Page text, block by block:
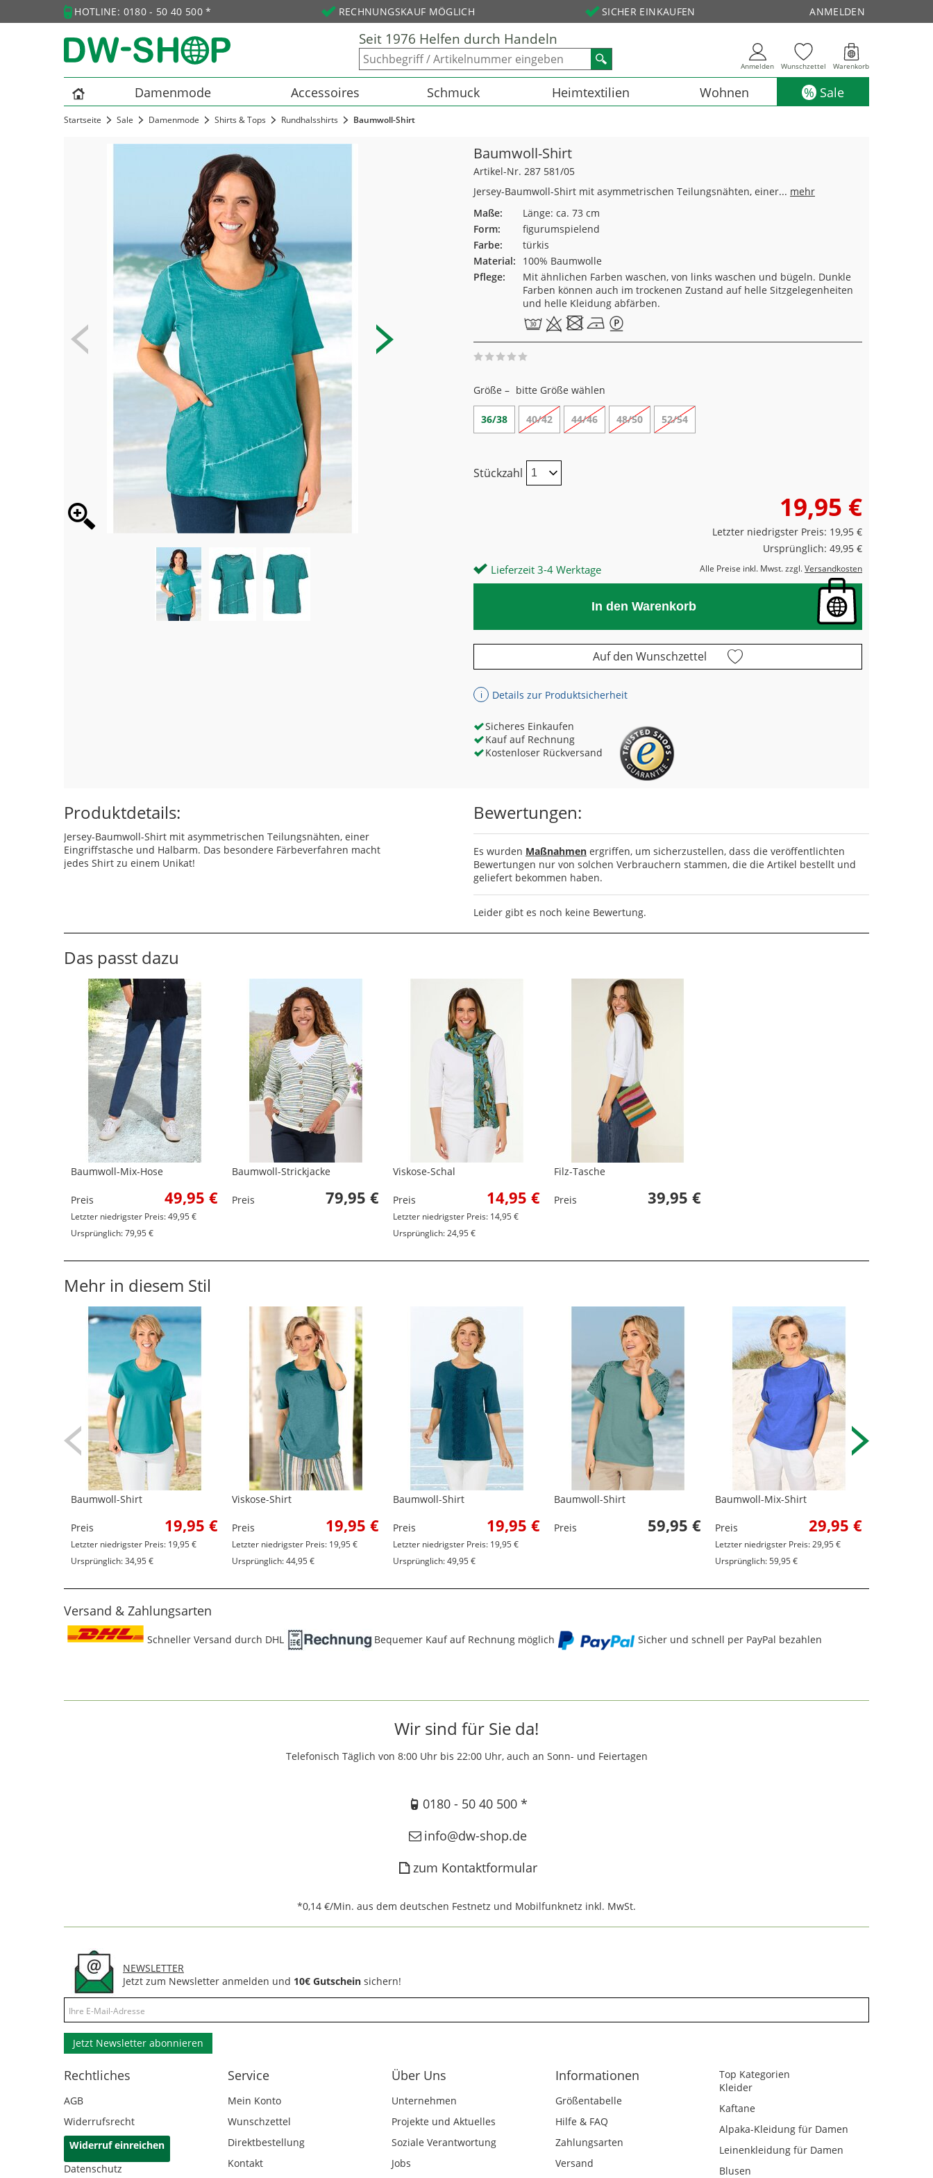
HOTLINE: 0180 - 50 40 500 * RECHNUNGSKAUF MÖGLICH SICHER EINKAUFEN ANMELDEN
Seit 1976 Helfen durch Handeln
Anmelden Wunschzettel Warenkorb
Damenmode Accessoires Schmuck Heimtextilien Wohnen Sale
Startseite Sale Damenmode Shirts & Tops Rundhalsshirts Baumwoll-Shirt
Baumwoll-Shirt
Artikel-Nr. 287 581/05
Jersey-Baumwoll-Shirt mit asymmetrischen Teilungsnähten, einer... mehr
Größe – bitte Größe wählen
36/38 40/42 44/46 48/50 52/54
Stückzahl
19,95 €
Letzter niedrigster Preis: 19,95 €
Ursprünglich: 49,95 €
Alle Preise inkl. Mwst. zzgl.Versandkosten
Lieferzeit 3-4 Werktage
In den Warenkorb
Auf den Wunschzettel
ℹ Details zur Produktsicherheit
Sicheres Einkaufen
Kauf auf Rechnung
Kostenloser Rückversand
Maße:
Länge: ca. 73 cm
Form:
figurumspielend
Farbe:
türkis
Material:
100% Baumwolle
Pflege:
Mit ähnlichen Farben waschen, von links waschen und bügeln. Dunkle
Farben können auch im trockenen Zustand auf helle Sitzgelegenheiten
und helle Kleidung abfärben.
Produktdetails:
Jersey-Baumwoll-Shirt mit asymmetrischen Teilungsnähten, einer
Eingriffstasche und Halbarm. Das besondere Färbeverfahren macht
jedes Shirt zu einem Unikat!
Bewertungen:
Es wurden Maßnahmen ergriffen, um sicherzustellen, dass die veröffentlichten
Bewertungen nur von solchen Verbrauchern stammen, die die Artikel bestellt und
geliefert bekommen haben.
Leider gibt es noch keine Bewertung.
Das passt dazu
Baumwoll-Mix-Hose
Preis 49,95 €
Letzter niedrigster Preis: 49,95 €
Ursprünglich: 79,95 €
Baumwoll-Strickjacke
Preis 79,95 €
Viskose-Schal
Preis 14,95 €
Letzter niedrigster Preis: 14,95 €
Ursprünglich: 24,95 €
Filz-Tasche
Preis 39,95 €
Mehr in diesem Stil
Baumwoll-Shirt
Preis 19,95 €
Letzter niedrigster Preis: 19,95 €
Ursprünglich: 34,95 €
Viskose-Shirt
Preis 19,95 €
Letzter niedrigster Preis: 19,95 €
Ursprünglich: 44,95 €
Baumwoll-Shirt
Preis 19,95 €
Letzter niedrigster Preis: 19,95 €
Ursprünglich: 49,95 €
Baumwoll-Shirt
Preis 59,95 €
Baumwoll-Mix-Shirt
Preis 29,95 €
Letzter niedrigster Preis: 29,95 €
Ursprünglich: 59,95 €
Versand & Zahlungsarten
Schneller Versand durch DHL Bequemer Kauf auf Rechnung möglich Sicher und schnell per PayPal bezahlen
Wir sind für Sie da!
Telefonisch Täglich von 8:00 Uhr bis 22:00 Uhr, auch an Sonn- und Feiertagen
0180 - 50 40 500 *
info@dw-shop.de
zum Kontaktformular
*0,14 €/Min. aus dem deutschen Festnetz und Mobilfunknetz inkl. MwSt.
NEWSLETTER
Jetzt zum Newsletter anmelden und 10€ Gutschein sichern!
Jetzt Newsletter abonnieren
Rechtliches
AGB
Widerrufsrecht
Widerruf einreichen
Datenschutz
Service
Mein Konto
Wunschzettel
Direktbestellung
Kontakt
Über Uns
Unternehmen
Projekte und Aktuelles
Soziale Verantwortung
Jobs
Informationen
Größentabelle
Hilfe & FAQ
Zahlungsarten
Versand
Top Kategorien
Kleider
Kaftane
Alpaka-Kleidung für Damen
Leinenkleidung für Damen
Blusen